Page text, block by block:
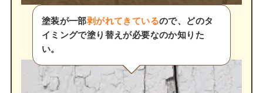
塗装が一部剥がれてきているので、どのタ
イミングで塗り替えが必要なのか知りた
い。